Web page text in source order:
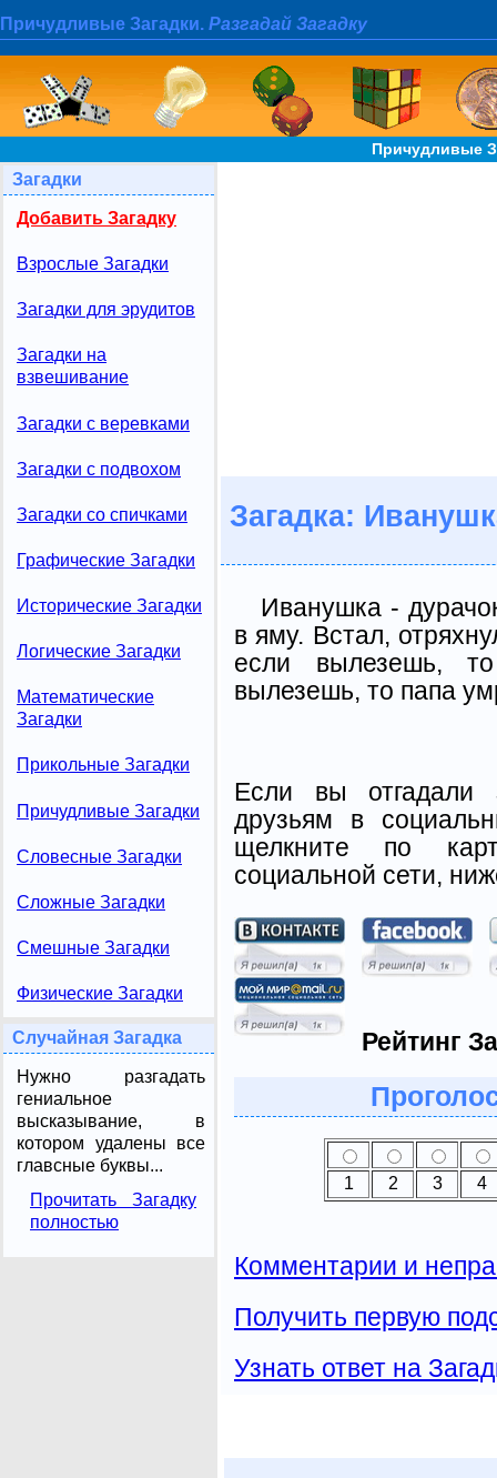
Причудливые Загадки. Разгадай Загадку
Причудливые
Загадки
Добавить Загадку
Взрослые Загадки
Загадки для эрудитов
Загадки на
взвешивание
Загадки с веревками
Загадки с подвохом
Загадки со спичками
Графические Загадки
Исторические Загадки
Логические Загадки
Математические
Загадки
Прикольные Загадки
Причудливые Загадки
Словесные Загадки
Сложные Загадки
Смешные Загадки
Физические Загадки
Случайная Загадка
Нужно разгадать
гениальное
высказывание, в
котором удалены все
главсные буквы...
Прочитать Загадку
полностью
Загадка:
Иванушка -
в яму. Встал,
если вылезешь,
вылезешь, то папа
Если вы отгадали
друзьям в
щелкните по
социальной сети,
Рейтинг
1 2 3 4
Комментарии и
Получить первую
Узнать ответ на